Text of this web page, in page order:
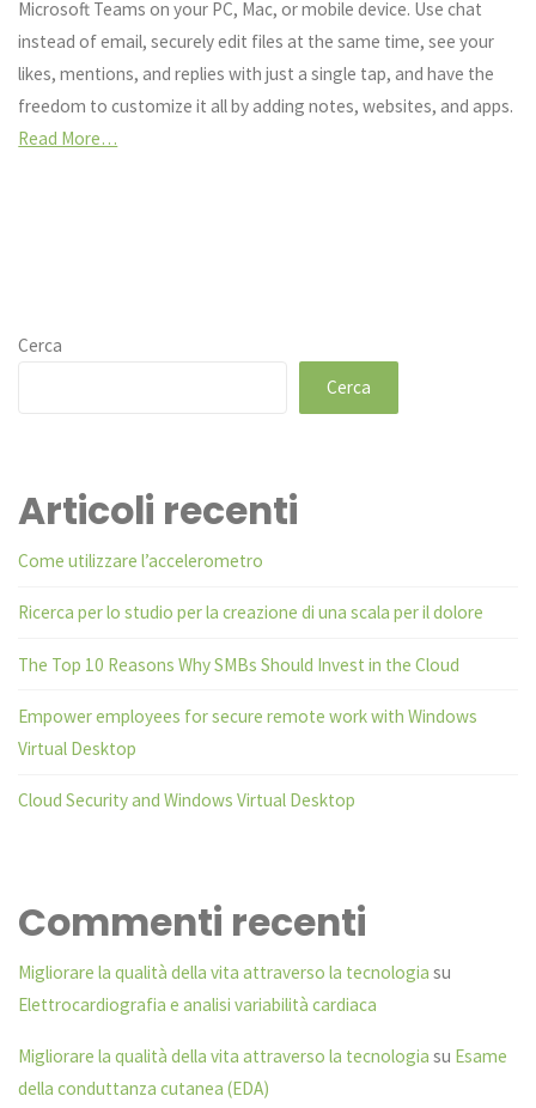
Microsoft Teams on your PC, Mac, or mobile device. Use chat
instead of email, securely edit files at the same time, see your
likes, mentions, and replies with just a single tap, and have the
freedom to customize it all by adding notes, websites, and apps.
Read More…
Cerca
Cerca
Articoli recenti
Come utilizzare l’accelerometro
Ricerca per lo studio per la creazione di una scala per il dolore
The Top 10 Reasons Why SMBs Should Invest in the Cloud
Empower employees for secure remote work with Windows
Virtual Desktop
Cloud Security and Windows Virtual Desktop
Commenti recenti
Migliorare la qualità della vita attraverso la tecnologia su
Elettrocardiografia e analisi variabilità cardiaca
Migliorare la qualità della vita attraverso la tecnologia su Esame
della conduttanza cutanea (EDA)